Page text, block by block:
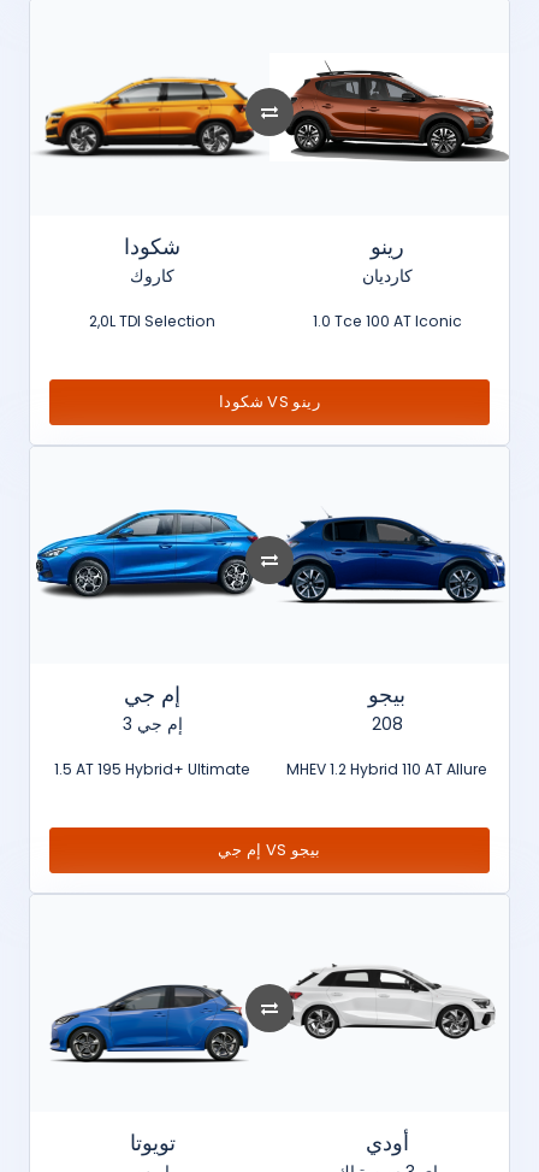
شكودا
كاروك
2,0L TDI Selection
رينو
كارديان
1.0 Tce 100 AT Iconic
شكودا VS رينو
إم جي
إم جي 3
1.5 AT 195 Hybrid+ Ultimate
بيجو
208
MHEV 1.2 Hybrid 110 AT Allure
إم جي VS بيجو
تويوتا أودي